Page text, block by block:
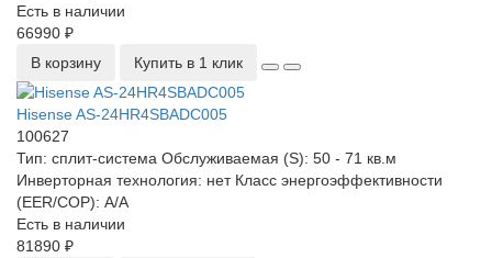
Есть в наличии
66990 ₽
В корзину
Купить в 1 клик
Hisense AS-24HR4SBADC005
100627
Тип: сплит-система Обслуживаемая (S): 50 - 71 кв.м
Инверторная технология: нетКласс энергоэффективности
(EER/COP): A/A
Есть в наличии
81890 ₽